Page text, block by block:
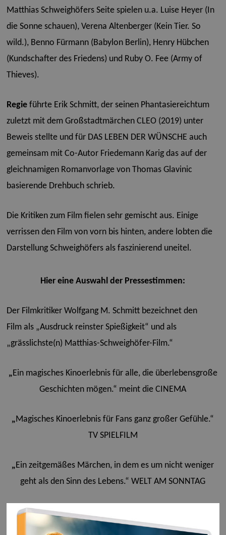
Matthias Schweighöfers Seite spielen u.a. Luise Heyer (In
die Sonne schauen), Verena Altenberger (Kein Tier. So
wild.), Benno Fürmann (Babylon Berlin), Henry Hübchen
(Kundschafter des Friedens) und Ruby O. Fee (Army of
Thieves).
Regieführte Erik Schmitt, der seinen Phantasiereichtum
zuletzt mit dem Großstadtmärchen CLEO (2019) unter
Beweis stellte und für DAS LEBEN DER WÜNSCHE auch
gemeinsam mit Co-Autor Friedemann Karig das auf der
gleichnamigen Romanvorlage von Thomas Glavinic
basierende Drehbuch schrieb.
Die Kritiken zum Film fielen sehr gemischt aus. Einige
verrissen den Film von vorn bis hinten, andere lobten die
Darstellung Schweighöfers als faszinierend uneitel.
Hier eine Auswahl der Pressestimmen:
Der Filmkritiker Wolfgang M. Schmittbezeichnet den
Film als „Ausdruck reinster Spießigkeit“ und als
„grässlichste(n) Matthias-Schweighöfer-Film.“
„Ein magisches Kinoerlebnis für alle, die überlebensgroße
Geschichten mögen.“ meint dieCINEMA
„Magisches Kinoerlebnis für Fans ganz großer Gefühle.“
TV SPIELFILM
„Ein zeitgemäßes Märchen, in dem es um nicht weniger
geht als den Sinn des Lebens.“ WELT AM SONNTAG